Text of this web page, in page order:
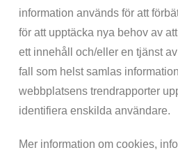
information används för att
för att upptäcka nya behov av
ett innehåll och/eller en tjänst
fall som helst samlas
webbplatsens trendrapporter
identifiera enskilda användare.
Mer information om cookies,